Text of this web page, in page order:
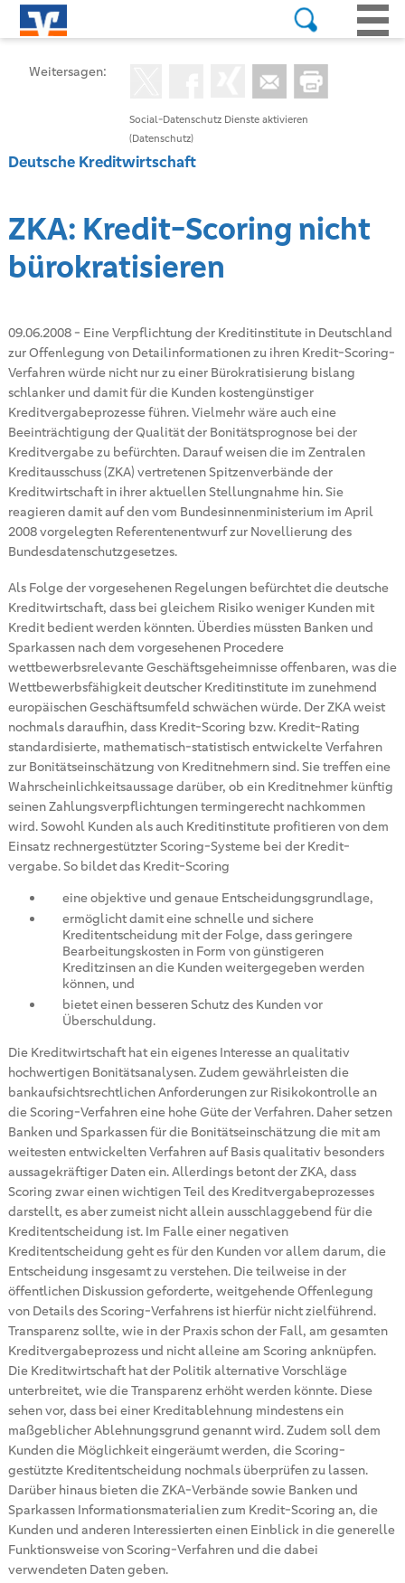
Social-Datenschutz Dienste aktivieren
(Datenschutz)
Weitersagen:
Deutsche Kreditwirtschaft
ZKA: Kredit-Scoring nicht
bürokratisieren
09.06.2008- Eine Verpflichtung der Kreditinstitute in Deutschland
zur Offenlegung von Detailinformationen zu ihren Kredit-Scoring-
Verfahren würde nicht nur zu einer Bürokratisierung bislang
schlanker und damit für die Kunden kostengünstiger
Kreditvergabeprozesse führen. Vielmehr wäre auch eine
Beeinträchtigung der Qualität der Bonitätsprognose bei der
Kreditvergabe zu befürchten. Darauf weisen die im Zentralen
Kreditausschuss (ZKA) vertretenen Spitzenverbände der
Kreditwirtschaft in ihrer aktuellen Stellungnahme hin. Sie
reagieren damit auf den vom Bundesinnenministerium im April
2008 vorgelegten Referentenentwurf zur Novellierung des
Bundesdatenschutzgesetzes.
Als Folge der vorgesehenen Regelungen befürchtet die deutsche
Kreditwirtschaft, dass bei gleichem Risiko weniger Kunden mit
Kredit bedient werden könnten. Überdies müssten Banken und
Sparkassen nach dem vorgesehenen Procedere
wettbewerbsrelevante Geschäftsgeheimnisse offenbaren, was die
Wettbewerbsfähigkeit deutscher Kreditinstitute im zunehmend
europäischen Geschäftsumfeld schwächen würde. Der ZKA weist
nochmals daraufhin, dass Kredit-Scoring bzw. Kredit-Rating
standardisierte, mathematisch-statistisch entwickelte Verfahren
zur Bonitätseinschätzung von Kreditnehmern sind. Sie treffen eine
Wahrscheinlichkeitsaussage darüber, ob ein Kreditnehmer künftig
seinen Zahlungsverpflichtungen termingerecht nachkommen
wird. Sowohl Kunden als auch Kreditinstitute profitieren von dem
Einsatz rechnergestützter Scoring-Systeme bei der Kredit-
vergabe. So bildet das Kredit-Scoring
eine objektive und genaue Entscheidungsgrundlage,
ermöglicht damit eine schnelle und sichere
Kreditentscheidung mit der Folge, dass geringere
Bearbeitungskosten in Form von günstigeren
Kreditzinsen an die Kunden weitergegeben werden
können, und
bietet einen besseren Schutz des Kunden vor
Überschuldung.
Die Kreditwirtschaft hat ein eigenes Interesse an qualitativ
hochwertigen Bonitätsanalysen. Zudem gewährleisten die
bankaufsichtsrechtlichen Anforderungen zur Risikokontrolle an
die Scoring-Verfahren eine hohe Güte der Verfahren. Daher setzen
Banken und Sparkassen für die Bonitätseinschätzung die mit am
weitesten entwickelten Verfahren auf Basis qualitativ besonders
aussagekräftiger Daten ein. Allerdings betont der ZKA, dass
Scoring zwar einen wichtigen Teil des Kreditvergabeprozesses
darstellt, es aber zumeist nicht allein ausschlaggebend für die
Kreditentscheidung ist. Im Falle einer negativen
Kreditentscheidung geht es für den Kunden vor allem darum, die
Entscheidung insgesamt zu verstehen. Die teilweise in der
öffentlichen Diskussion geforderte, weitgehende Offenlegung
von Details des Scoring-Verfahrens ist hierfür nicht zielführend.
Transparenz sollte, wie in der Praxis schon der Fall, am gesamten
Kreditvergabeprozess und nicht alleine am Scoring anknüpfen.
Die Kreditwirtschaft hat der Politik alternative Vorschläge
unterbreitet, wie die Transparenz erhöht werden könnte. Diese
sehen vor, dass bei einer Kreditablehnung mindestens ein
maßgeblicher Ablehnungsgrund genannt wird. Zudem soll dem
Kunden die Möglichkeit eingeräumt werden, die Scoring-
gestützte Kreditentscheidung nochmals überprüfen zu lassen.
Darüber hinaus bieten die ZKA-Verbände sowie Banken und
Sparkassen Informationsmaterialien zum Kredit-Scoring an, die
Kunden und anderen Interessierten einen Einblick in die generelle
Funktionsweise von Scoring-Verfahren und die dabei
verwendeten Daten geben.